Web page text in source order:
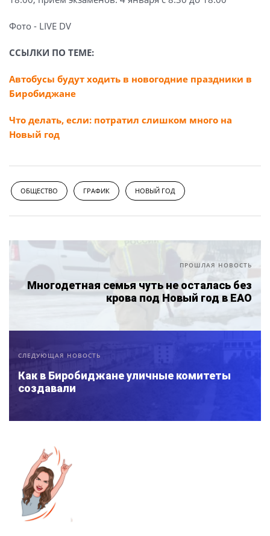
Фото - LIVE DV
ССЫЛКИ ПО ТЕМЕ:
Автобусы будут ходить в новогодние праздники в
Биробиджане
Что делать, если: потратил слишком много на
Новый год
ОБЩЕСТВО ГРАФИК НОВЫЙ ГОД
ПРОШЛАЯ НОВОСТЬ
Многодетная семья чуть не осталась без
крова под Новый год в ЕАО
СЛЕДУЮЩАЯ НОВОСТЬ
Как в Биробиджане уличные комитеты
создавали